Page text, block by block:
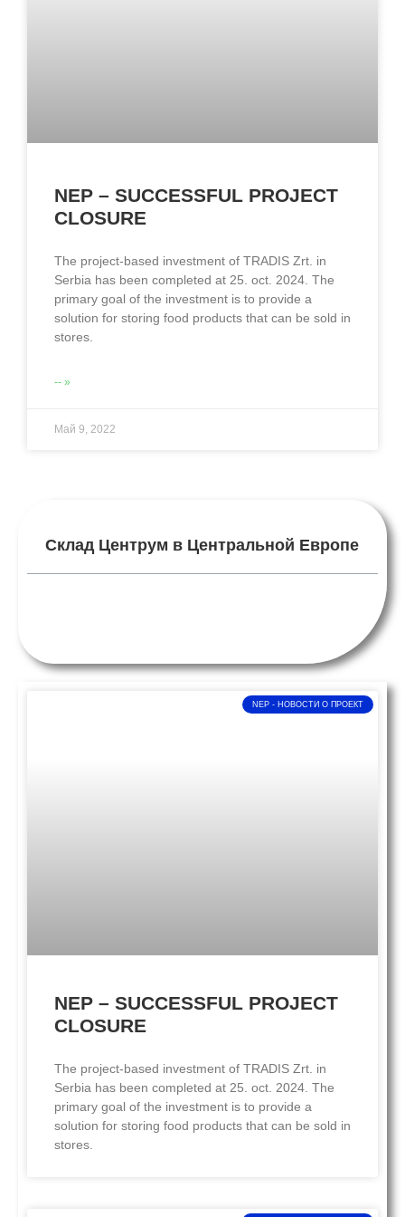
NEP – SUCCESSFUL PROJECT
CLOSURE
The project-based investment of TRADIS Zrt. in
Serbia has been completed at 25. oct. 2024. The
primary goal of the investment is to provide a
solution for storing food products that can be sold in
stores.
-- »
Май 9, 2022
Склад Центрум в Центральной Европе
NEP - НОВОСТИ O ПРОЕКТ
NEP – SUCCESSFUL PROJECT
CLOSURE
The project-based investment of TRADIS Zrt. in
Serbia has been completed at 25. oct. 2024. The
primary goal of the investment is to provide a
solution for storing food products that can be sold in
stores.